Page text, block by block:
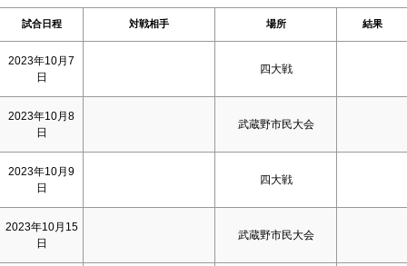
試合日程 対戦相手 場所 結果
2023年10月7
日
四大戦
2023年10月8
日
武蔵野市民大会
2023年10月9
日
四大戦
2023年10月15
日
武蔵野市民大会